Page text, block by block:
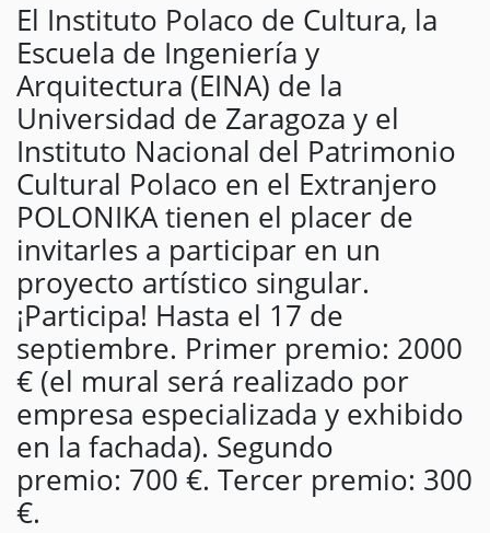
El Instituto Polaco de Cultura, la
Escuela de Ingeniería y
Arquitectura (EINA) de la
Universidad de Zaragoza y el
Instituto Nacional del Patrimonio
Cultural Polaco en el Extranjero
POLONIKA tienen el placer de
invitarles a participar en un
proyecto artístico singular.
¡Participa! Hasta el 17 de
septiembre. Primer premio: 2000
€ (el mural será realizado por
empresa especializada y exhibido
en la fachada). Segundo
premio: 700 €. Tercer premio: 300
€.